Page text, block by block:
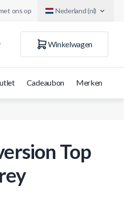
ons op Nederland (nl)
Winkelwagen
Cadeaubon Merken
Top